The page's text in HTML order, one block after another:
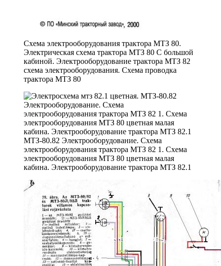
Схема электрооборудования трактора МТЗ 80.
Электрическая схема трактора МТЗ 80 С большой
кабиной. Электрооборудование трактора МТЗ 82
схема электрооборудования. Схема проводка
трактора МТЗ 80
МТЗ-80.82 Электрооборудование. Схема
электрооборудования трактора МТЗ 82 1. Схема
электрооборудования МТЗ 80 цветная малая
кабина. Электрооборудование трактора МТЗ 82.1